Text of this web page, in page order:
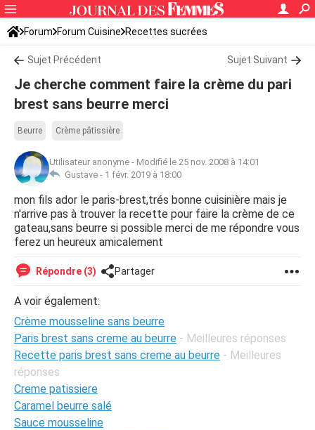
Forum Forum Cuisine Recettes sucrées
Sujet Précédent Sujet Suivant
Je cherche comment faire la crème du pari
brest sans beurre merci
Beurre Crème pâtissière
Utilisateur anonyme - Modifié le 25 nov. 2008 à 14:01
Gustave - 1 févr. 2019 à 18:00
mon fils ador le paris-brest,trés bonne cuisinière mais je
n'arrive pas à trouver la recette pour faire la crème de ce
gateau,sans beurre si possible merci de me répondre vous
ferez un heureux amicalement
Répondre (3) Partager
A voir également:
Crème mousseline sans beurre
Paris brest sans creme au beurre - Meilleures réponses
Recette paris brest sans creme au beurre - Meilleures
réponses
Creme patissiere
Caramel beurre salé
Sauce mousseline